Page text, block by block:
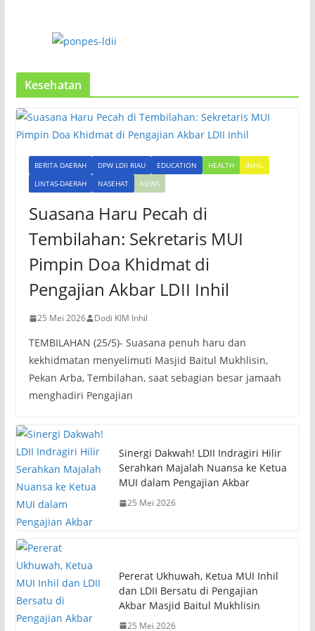
Kesehatan
BERITA DAERAH DPW LDII RIAU EDUCATION HEALTH
INHIL
LINTAS-DAERAH
NASEHAT NEWS
Suasana Haru Pecah di
Tembilahan: Sekretaris MUI
Pimpin Doa Khidmat di
Pengajian Akbar LDII Inhil
25 Mei 2026 Dodi KIM Inhil
TEMBILAHAN (25/5)- Suasana penuh haru dan
kekhidmatan menyelimuti Masjid Baitul Mukhlisin,
Pekan Arba, Tembilahan, saat sebagian besar jamaah
menghadiri Pengajian
Sinergi Dakwah! LDII Indragiri Hilir
Serahkan Majalah Nuansa ke Ketua
MUI dalam Pengajian Akbar
25 Mei 2026
Pererat Ukhuwah, Ketua MUI Inhil
dan LDII Bersatu di Pengajian
Akbar Masjid Baitul Mukhlisin
25 Mei 2026